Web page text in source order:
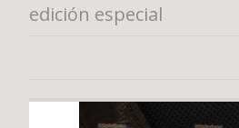
edición especial